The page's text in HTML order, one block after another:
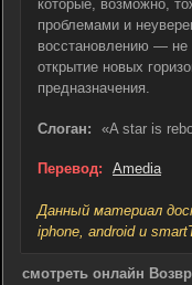
которые, возможно,
проблемами и
восстановлению — не
открытие новых
предназначения.
Слоган: «A star is
Перевод: Amedia
Данный материал
iphone, android и
смотреть онлайн